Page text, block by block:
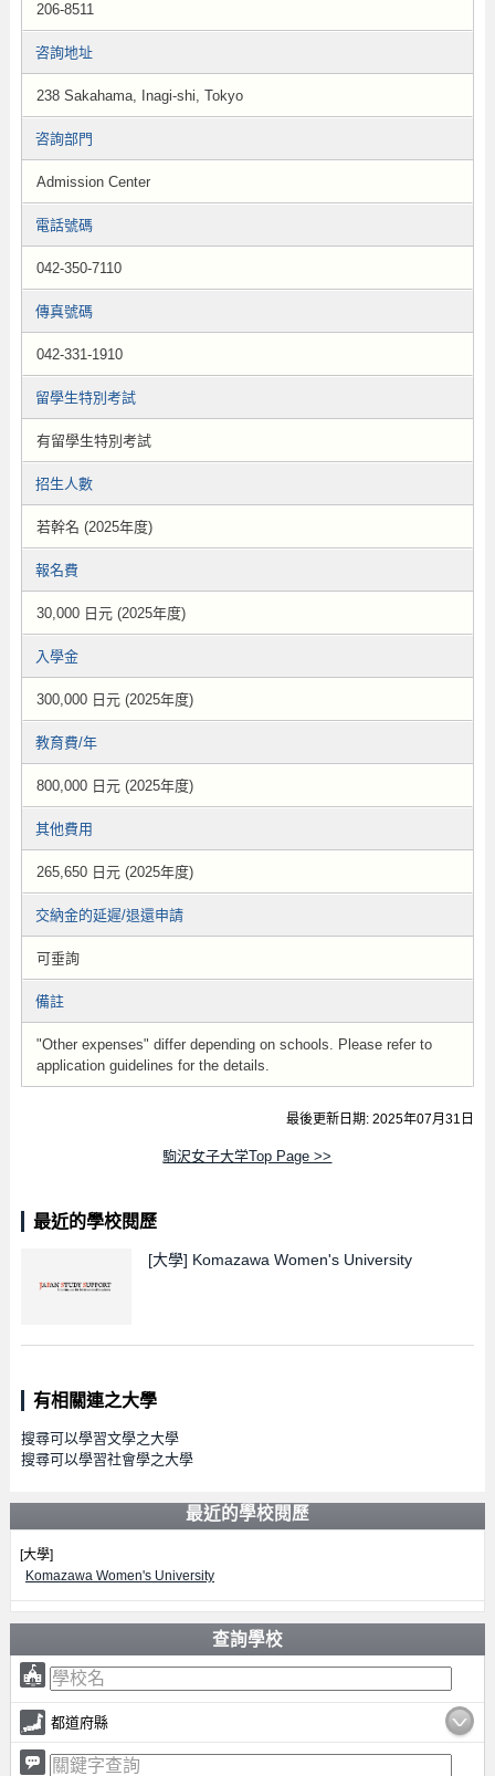
206-8511
咨詢地址
238 Sakahama, Inagi-shi, Tokyo
咨詢部門
Admission Center
電話號碼
042-350-7110
傳真號碼
042-331-1910
留學生特別考試
有留學生特別考試
招生人數
若幹名 (2025年度)
報名費
30,000 日元 (2025年度)
入學金
300,000 日元 (2025年度)
教育費/年
800,000 日元 (2025年度)
其他費用
265,650 日元 (2025年度)
交納金的延遲/退還申請
可垂詢
備註
"Other expenses" differ depending on schools. Please refer to
application guidelines for the details.
最後更新日期: 2025年07月31日
駒沢女子大学Top Page >>
最近的學校閱歷
[大學] Komazawa Women's University
有相關連之大學
搜尋可以學習文學之大學
搜尋可以學習社會學之大學
最近的學校閱歷
[大學]
Komazawa Women's University
查詢學校
都道府縣